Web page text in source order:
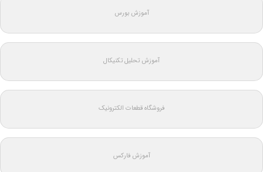
آموزش بورس
آموزش تحلیل تکنیکال
فروشگاه قطعات الکترونیک
آموزش فارکس